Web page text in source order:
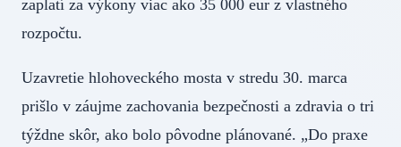
zaplatí za výkony viac ako 35 000 eur z vlastného
rozpočtu.
Uzavretie hlohoveckého mosta v stredu 30. marca
prišlo v záujme zachovania bezpečnosti a zdravia o tri
týždne skôr, ako bolo pôvodne plánované. „Do praxe